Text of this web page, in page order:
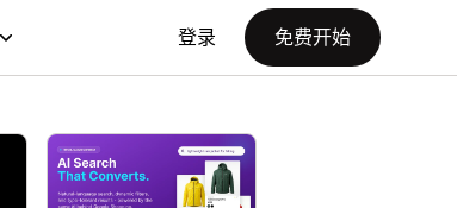
登录 免费开始